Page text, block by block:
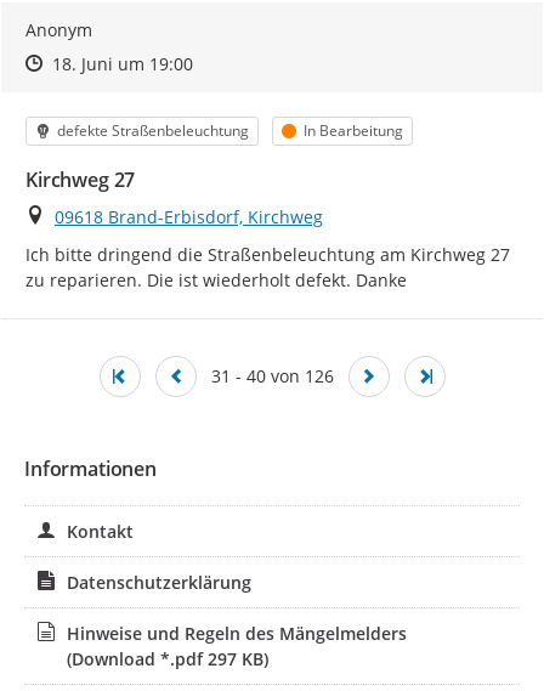
Anonym
Zeitpunkt des Erstellens
Zeitpunkt des Erstellens
18. Juni um 19:00Zur Äußerung
Kategorie
defekte Straßenbeleuchtung Status
In Bearbeitung
Kirchweg 27
Ort
09618 Brand-Erbisdorf, Kirchweg
Ich bitte dringend die Straßenbeleuchtung am Kirchweg 27
zu reparieren. Die ist wiederholt defekt. Danke
31 - 40 von 126
Informationen
Kontakt
Datenschutzerklärung
Hinweise und Regeln des Mängelmelders
(Download *.pdf 297 KB)